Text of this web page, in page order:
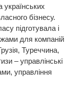
українських
бізнесу.
підготувала і
для компаній
Туреччина,
– управлінські
управління